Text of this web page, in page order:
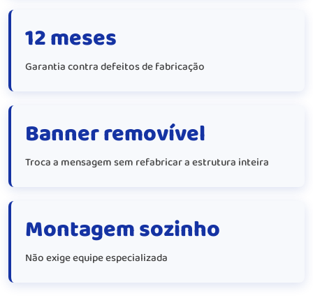
12 meses
Garantia contra defeitos de fabricação
Banner removível
Troca a mensagem sem refabricar a estrutura inteira
Montagem sozinho
Não exige equipe especializada